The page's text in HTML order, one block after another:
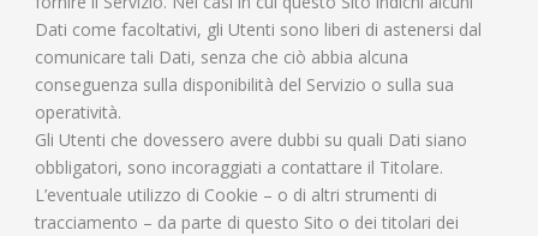
Dati come facoltativi, gli Utenti sono liberi di astenersi dal
comunicare tali Dati, senza che ciò abbia alcuna
conseguenza sulla disponibilità del Servizio o sulla sua
operatività.
Gli Utenti che dovessero avere dubbi su quali Dati siano
obbligatori, sono incoraggiati a contattare il Titolare.
L’eventuale utilizzo di Cookie – o di altri strumenti di
tracciamento – da parte di questo Sito o dei titolari dei